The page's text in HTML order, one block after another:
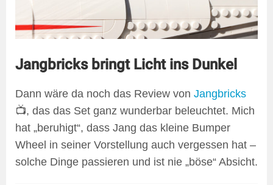
Jangbricks bringt Licht ins Dunkel
Dann wäre da noch das Review von Jangbricks
📺, das das Set ganz wunderbar beleuchtet. Mich
hat „beruhigt“, dass Jang das kleine Bumper
Wheel in seiner Vorstellung auch vergessen hat –
solche Dinge passieren und ist nie „böse“ Absicht.